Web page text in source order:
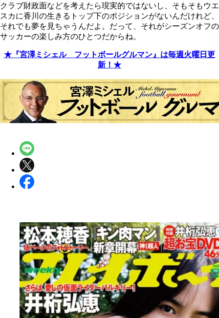
クラブ財政面などを考えたら現実的ではないし、そもそもウエ
スカに香川の生きるトップ下のポジションがないんだけれど、
それでも夢を見ちゃうんだよ。だって、それがシーズンオフの
サッカーの楽しみ方のひとつだからね。
★『宮澤ミシェル フットボールグルマン』は毎週火曜日更
新！★